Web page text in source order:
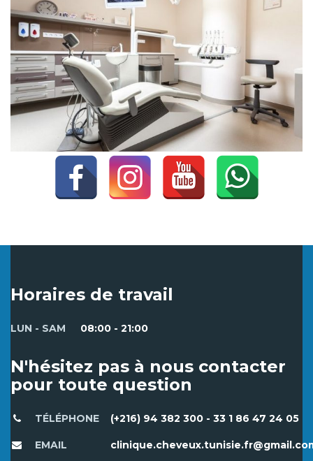
Horaires de travail
LUN - SAM 08:00 - 21:00
N'hésitez pas à nous contacter
pour toute question
TÉLÉPHONE (+216) 94 382 300 - 33 1 86 47 24 05
EMAIL